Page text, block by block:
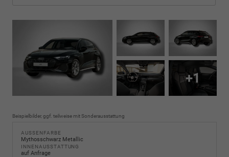
+1
Beispielbilder, ggf. teilweise mit Sonderausstattung
AUSSENFARBE
Mythosschwarz Metallic
INNENAUSSTATTUNG
auf Anfrage